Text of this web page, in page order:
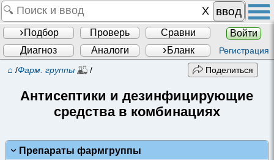
ввод
Подбор Проверь Сравни
Войти
Диагноз
Аналоги Бланк Регистрация
⌂ /Фарм. группы / Поделиться
Антисептики и дезинфицирующие
средства в комбинациях
Препараты фармгруппы